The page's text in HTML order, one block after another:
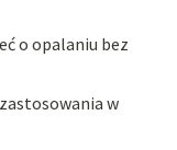
o opalaniu bez
w